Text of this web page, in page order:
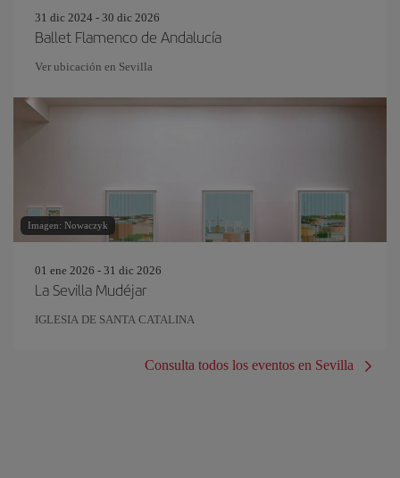
31 dic 2024 - 30 dic 2026
Ballet Flamenco de Andalucía
Ver ubicación en Sevilla
Imagen: Nowaczyk
01 ene 2026 - 31 dic 2026
La Sevilla Mudéjar
IGLESIA DE SANTA CATALINA
Consulta todos los eventos en Sevilla